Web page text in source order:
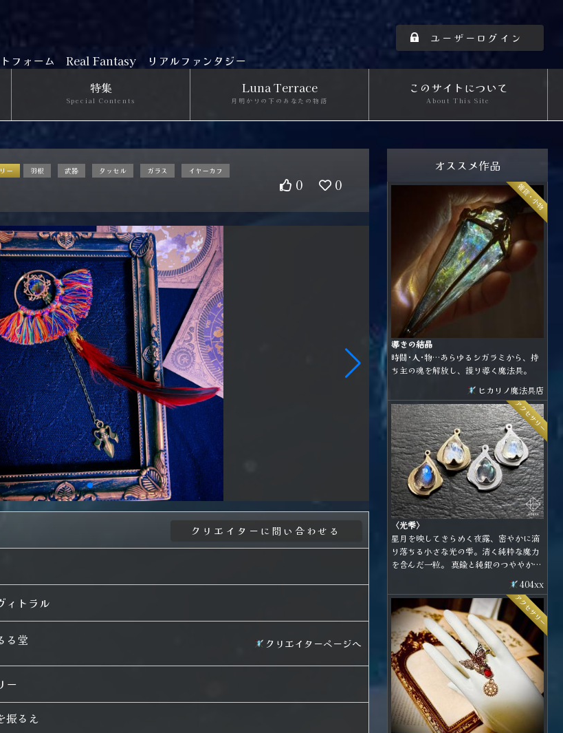
フォーム Real Fantasy リアルファンタジー
ユーザーログイン
特集
Special Contents
Luna Terrace
月明かりの下のあなたの物語
このサイトについて
About This Site
ー 羽根 武器 タッセル ガラス イヤーカフ
0 0
ィトラル
る堂 クリエイターページへ
ー
振るえ
オススメ作品
導きの結晶
時間･人･物…あらゆるシガラミから、持
ち主の魂を解放し、護り導く魔法具。
雑貨・小物
ヒカリノ魔法具店
〈光雫〉
星月を映してきらめく夜露、密やかに滴
り落ちる小さな光の雫。清く純粋な魔力
を含んだ一粒。 真鍮と純銀のつややかな
イトとレインボームーンストーンを合わ
せた小粒なアイテムです。 金具の種類は
耳飾り、ネックレス、ブローチから選べ
て、お好きな形態で身に着けることがで
きます。
アクセサリー
404xx
アクセサリー